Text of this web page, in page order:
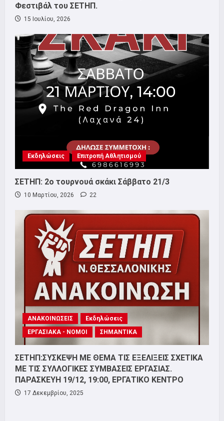
Φεστιβάλ του ΣΕΤΗΠ.
15 Ιουλίου, 2026
Εκδηλώσεις Επιτροπή Αθλητισμού
ΣΕΤΗΠ: 2ο τουρνουά σκάκι Σάββατο 21/3
10 Μαρτίου, 2026 22
ΑΝΑΚΟΙΝΩΣΕΙΣ
Εκδηλώσεις
ΕΡΓΑΣΙΑΚΑ - ΝΟΜΟΙ
ΣΗΜΑΝΤΙΚΑ
ΣΕΤΗΠ:ΣΥΣΚΕΨΗ ΜΕ ΘΕΜΑ ΤΙΣ ΕΞΕΛΙΞΕΙΣ ΣΧΕΤΙΚΑ
ΜΕ ΤΙΣ ΣΥΛΛΟΓΙΚΕΣ ΣΥΜΒΑΣΕΙΣ ΕΡΓΑΣΙΑΣ.
ΠΑΡΑΣΚΕΥΗ 19/12, 19:00, ΕΡΓΑΤΙΚΟ ΚΕΝΤΡΟ
17 Δεκεμβρίου, 2025